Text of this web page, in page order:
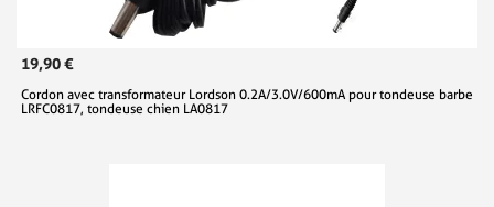
19,90 €
Cordon avec transformateur Lordson 0.2A/3.0V/600mA pour tondeuse barbe
LRFC0817, tondeuse chien LA0817